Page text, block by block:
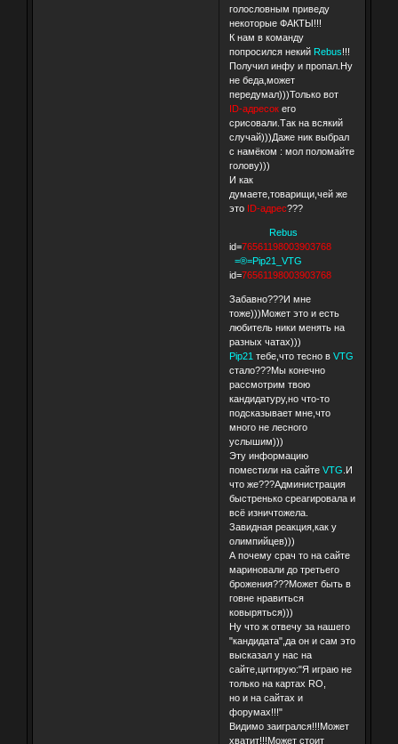
голословным приведу
некоторые ФАКТЫ!!!
К нам в команду
попросился некий Rebus!!!
Получил инфу и пропал.Ну
не беда,может
передумал)))Только вот
ID-адресок его
срисовали.Так на всякий
случай)))Даже ник выбрал
с намёком : мол поломайте
голову)))
И как
думаете,товарищи,чей же
это ID-адрес???
Rebus
id=76561198003903768
=®=Pip21_VTG
id=76561198003903768
Забавно???И мне
тоже)))Может это и есть
любитель ники менять на
разных чатах)))
Pip21 тебе,что тесно в VTG
стало???Мы конечно
рассмотрим твою
кандидатуру,но что-то
подсказывает мне,что
много не лесного
услышим)))
Эту информацию
поместили на сайте VTG .И
что же???Администрация
быстренько среагировала и
всё изничтожела.
Завидная реакция,как у
олимпийцев)))
А почему срач то на сайте
мариновали до третьего
брожения???Может быть в
говне нравиться
ковыряться)))
Ну что ж отвечу за нашего
"кандидата",да он и сам это
высказал у нас на
сайте,цитирую:"Я играю не
только на картах RO,
но и на сайтах и
форумах!!!"
Видимо заигрался!!!Может
хватит!!!Может стоит